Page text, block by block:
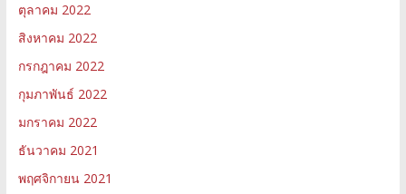
ตุลาคม 2022
สิงหาคม 2022
กรกฎาคม 2022
กุมภาพันธ์ 2022
มกราคม 2022
ธันวาคม 2021
พฤศจิกายน 2021